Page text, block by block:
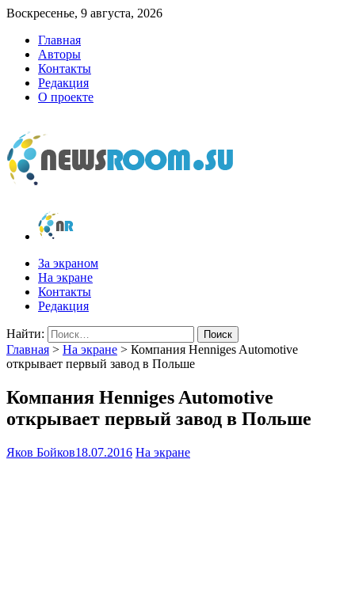
Воскресенье, 9 августа, 2026
Главная
Авторы
Контакты
Редакция
О проекте
newsroom.su
Новости о новостях
За экраном
На экране
Контакты
Редакция
Найти:
Главная > На экране > Компания Henniges Automotive
открывает первый завод в Польше
Компания Henniges Automotive
открывает первый завод в Польше
Яков Бойков18.07.2016 На экране